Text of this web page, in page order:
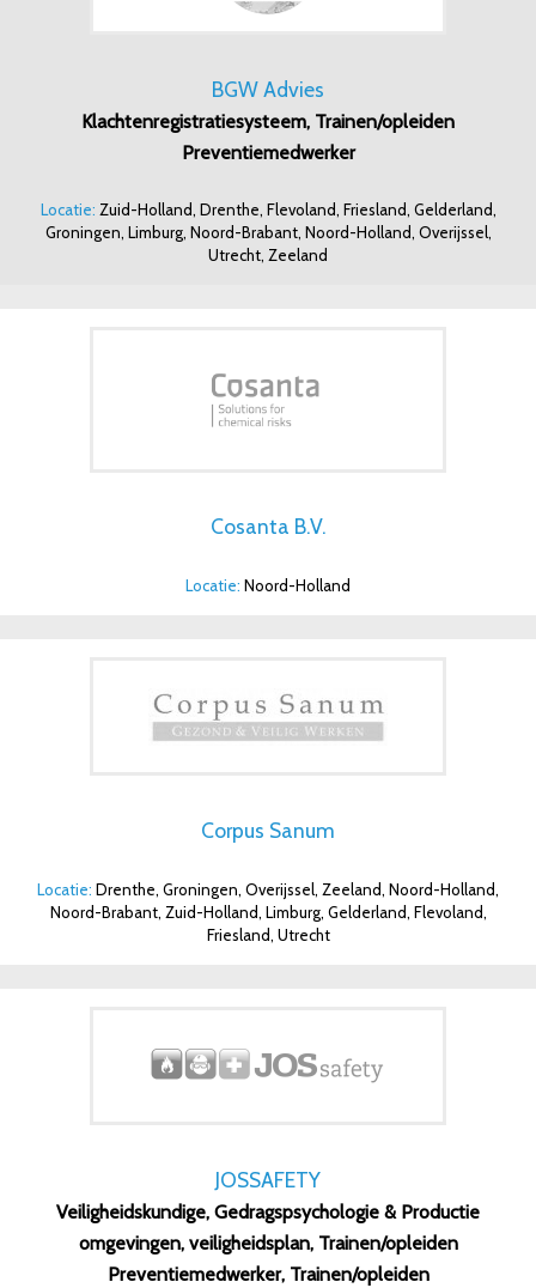
BGW Advies
Klachtenregistratiesysteem, Trainen/opleiden
Preventiemedwerker
Locatie: Zuid-Holland, Drenthe, Flevoland, Friesland, Gelderland,
Groningen, Limburg, Noord-Brabant, Noord-Holland, Overijssel,
Utrecht, Zeeland
Cosanta B.V.
Locatie: Noord-Holland
Corpus Sanum
Locatie: Drenthe, Groningen, Overijssel, Zeeland, Noord-Holland,
Noord-Brabant, Zuid-Holland, Limburg, Gelderland, Flevoland,
Friesland, Utrecht
JOSSAFETY
Veiligheidskundige, Gedragspsychologie & Productie
omgevingen, veiligheidsplan, Trainen/opleiden
Preventiemedwerker, Trainen/opleiden